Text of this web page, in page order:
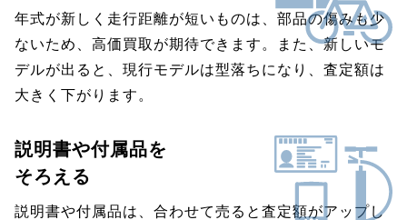
年式が新しく走行距離が短いものは、部品の傷みも少
ないため、高価買取が期待できます。また、新しいモ
デルが出ると、現行モデルは型落ちになり、査定額は
大きく下がります。
説明書や付属品を
そろえる
説明書や付属品は、合わせて売ると査定額がアップし